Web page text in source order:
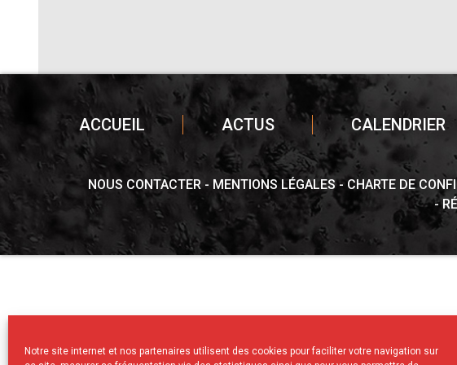
Notre site internet et nos partenaires utilisent des cookies pour faciliter votre navigation sur
ACCUEIL ACTUS CALENDRIER
NOUS CONTACTER MENTIONS LÉGALES CHARTE DE